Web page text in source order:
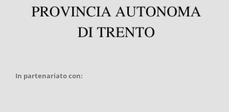
In partenariato con: